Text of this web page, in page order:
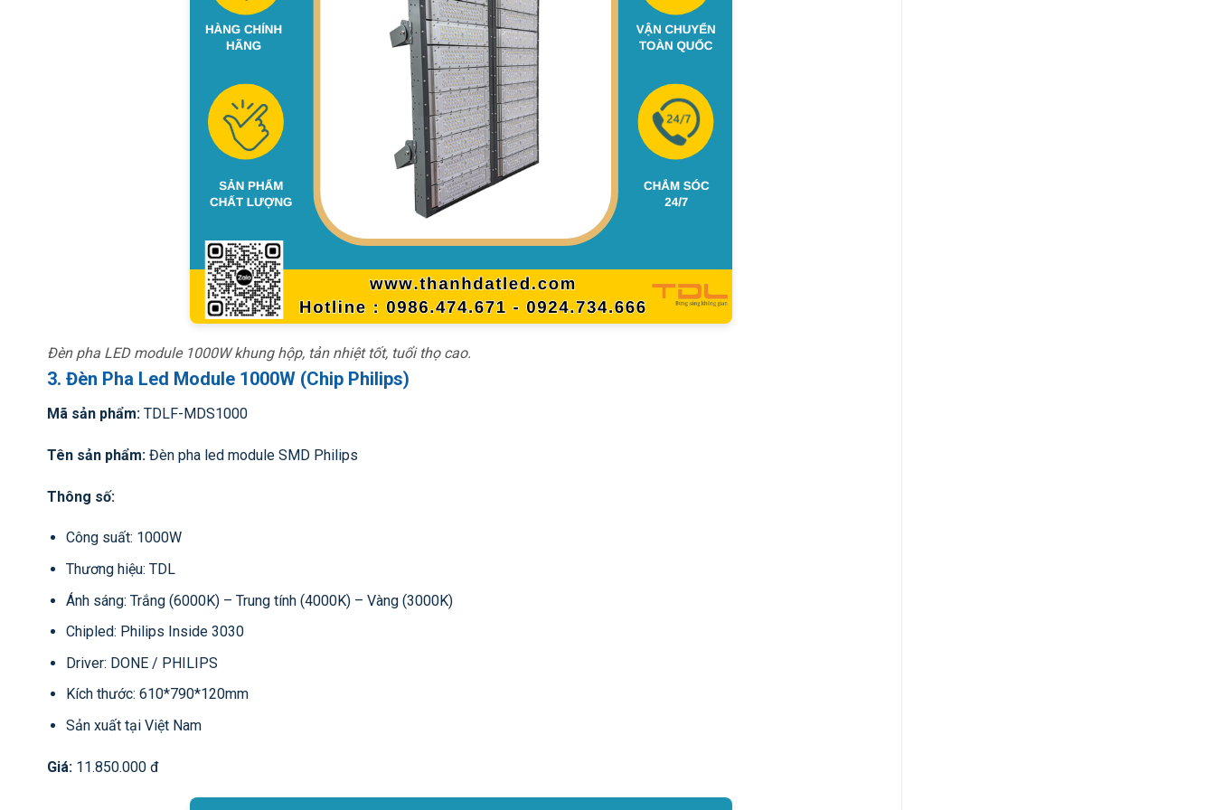
Đèn pha LED module 1000W khung hộp, tản nhiệt tốt, tuổi thọ cao.
3. Đèn Pha Led Module 1000W (Chip Philips)
Mã sản phẩm: TDLF-MDS1000
Tên sản phẩm: Đèn pha led module SMD Philips
Thông số:
Công suất: 1000W
Thương hiệu: TDL
Ánh sáng: Trắng (6000K) – Trung tính (4000K) – Vàng (3000K)
Chipled: Philips Inside 3030
Driver: DONE / PHILIPS
Kích thước: 610*790*120mm
Sản xuất tại Việt Nam
Giá: 11.850.000 đ